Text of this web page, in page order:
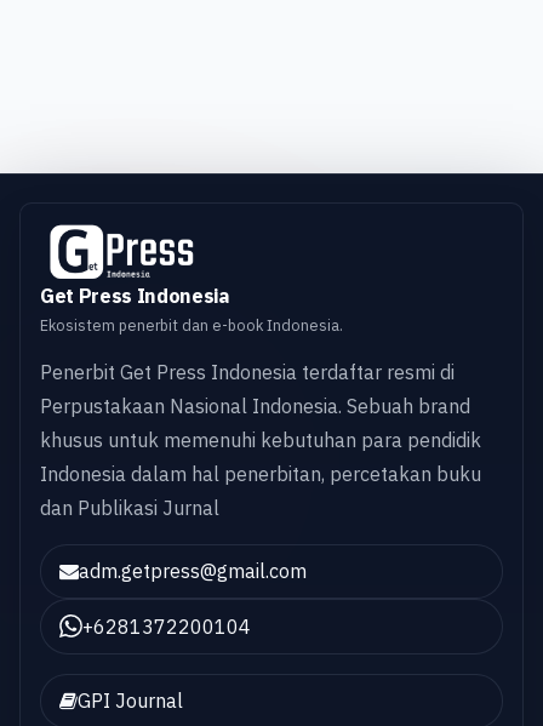
Get Press Indonesia
Ekosistem penerbit dan e-book Indonesia.
Penerbit Get Press Indonesia terdaftar resmi di
Perpustakaan Nasional Indonesia. Sebuah brand
khusus untuk memenuhi kebutuhan para pendidik
Indonesia dalam hal penerbitan, percetakan buku
dan Publikasi Jurnal
adm.getpress@gmail.com
+6281372200104
GPI Journal